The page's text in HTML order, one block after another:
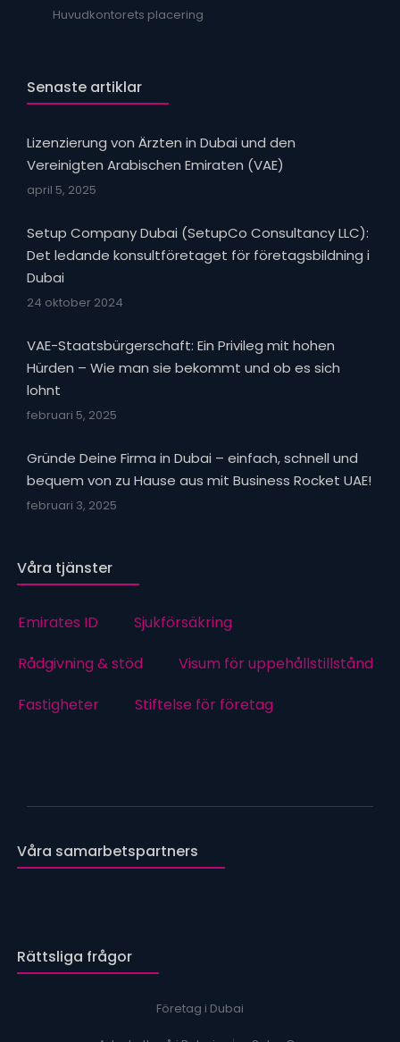
Huvudkontorets placering
Senaste artiklar
Lizenzierung von Ärzten in Dubai und den
Vereinigten Arabischen Emiraten (VAE)
april 5, 2025
Setup Company Dubai (SetupCo Consultancy LLC):
Det ledande konsultföretaget för företagsbildning i
Dubai
24 oktober 2024
VAE-Staatsbürgerschaft: Ein Privileg mit hohen
Hürden – Wie man sie bekommt und ob es sich
lohnt
februari 5, 2025
Gründe Deine Firma in Dubai – einfach, schnell und
bequem von zu Hause aus mit Business Rocket UAE!
februari 3, 2025
Våra tjänster
Emirates ID
Sjukförsäkring
Rådgivning & stöd
Visum för uppehållstillstånd
Fastigheter
Stiftelse för företag
Våra samarbetspartners
Rättsliga frågor
Företag i Dubai